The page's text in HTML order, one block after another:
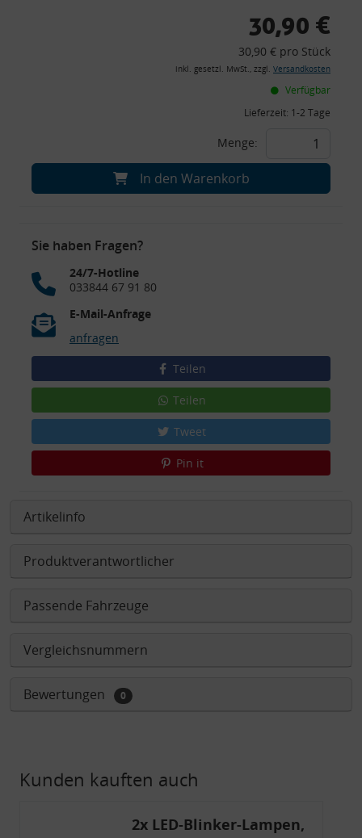
30,90 €
30,90 € pro Stück
inkl. gesetzl. MwSt., zzgl. Versandkosten
Verfügbar
Lieferzeit: 1-2 Tage
Menge:
In den Warenkorb
Sie haben Fragen?
24/7-Hotline
033844 67 91 80
E-Mail-Anfrage
anfragen
Teilen
Teilen
Tweet
Pin it
Artikelinfo
Produktverantwortlicher
Passende Fahrzeuge
Vergleichsnummern
Bewertungen 0
Kunden kauften auch
2x LED-Blinker-Lampen,